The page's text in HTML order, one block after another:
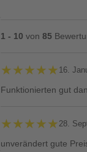
1 - 10 von 85
★★★★★
★★★★★ 16.
Funktionierten gut
★★★★★
★★★★★ 28.
unverändert gute